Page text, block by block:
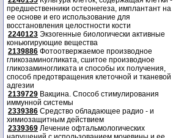
предшественники остеонегеза, имплантант на
ее основе и его использование для
восстановления целостности кости
2240123 Экзогенные биологически активные
коньюгирующие вещества
2139886 Фотоотвержаемое производное
гликозаминогликата, сшитое производное
гликозаминогликата и способы их получения,
способ предотвращения клеточной и тканевой
адгезии
2139729 Вакцина. Способ стимулирования
иммунной системы
2339386 Средство обладающее радио - и
химиозащитным действием
2339369 Лечение офтальмологических